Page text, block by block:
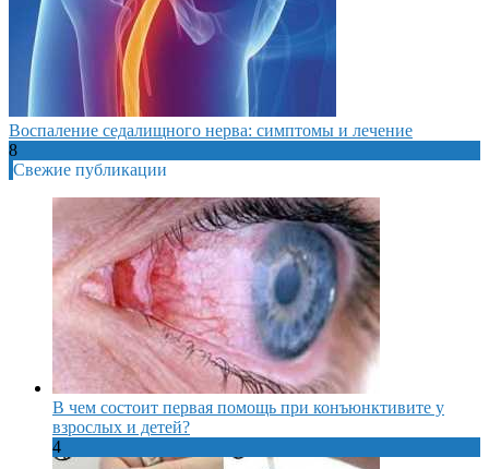
Воспаление седалищного нерва: симптомы и лечение
8
Свежие публикации
В чем состоит первая помощь при конъюнктивите у
взрослых и детей?
4